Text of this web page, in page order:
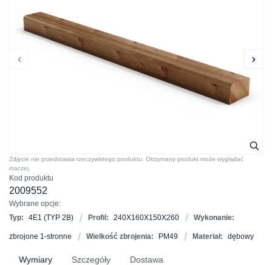
Kod produktu
2009552
Wybrane opcje:
Typ:
4E1 (TYP 2B) Profil: 240X160X150X260 Wykonanie:
zbrojone 1-stronne Wielkość zbrojenia: PM49 Materiał: dębowy
Zdjęcie nie przedstawia rzeczywistego produktu. Otrzymany produkt może wyglądać
inaczej.
Wymiary Szczegóły Dostawa